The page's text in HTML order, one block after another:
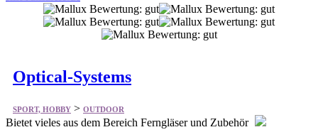
Optical-Systems
SPORT, HOBBY > OUTDOOR
Bietet vieles aus dem Bereich Ferngläser und Zubehör